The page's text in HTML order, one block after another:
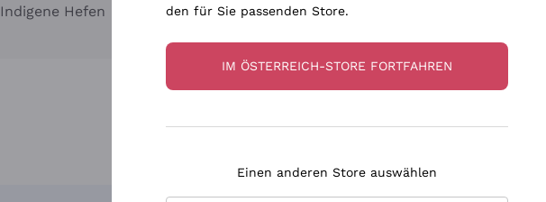
Indigene Hefen
den für Sie passenden Store.
IM ÖSTERREICH-STORE FORTFAHREN
Einen anderen Store auswählen